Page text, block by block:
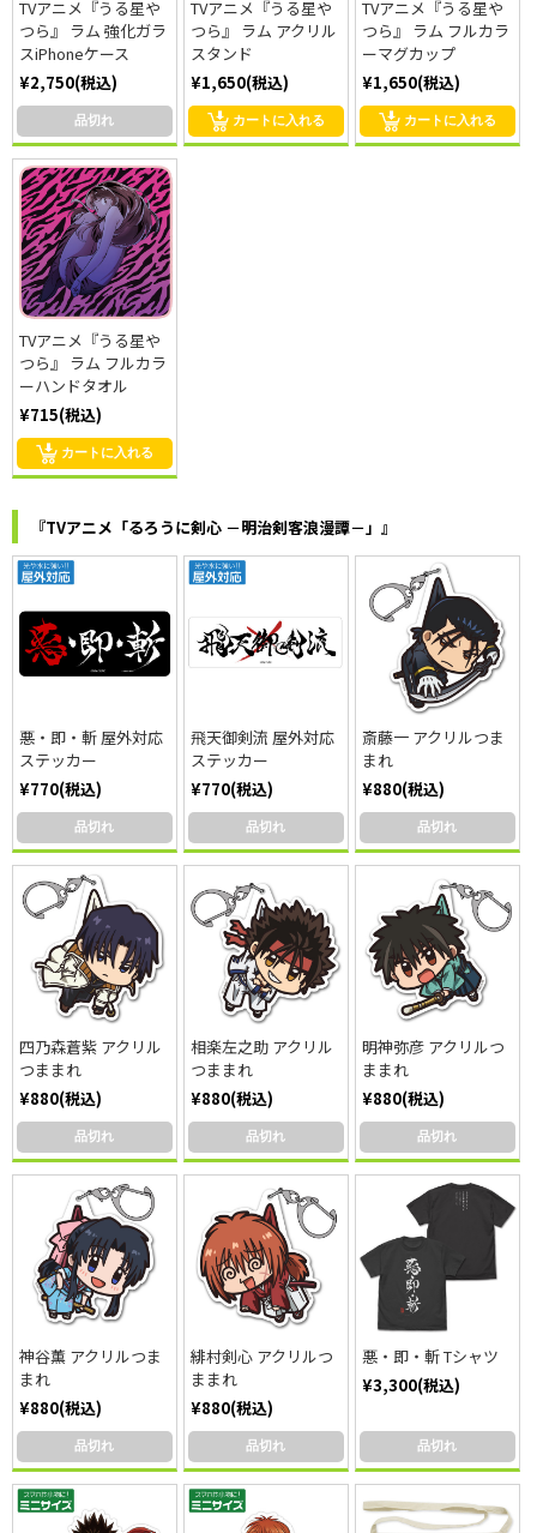
TVアニメ『うる星や
つら』 ラム 強化ガラ
スiPhoneケース
¥2,750(税込)
品切れ
TVアニメ『うる星や
つら』 ラム アクリル
スタンド
¥1,650(税込)
カートに入れる
TVアニメ『うる星や
つら』 ラム フルカラ
ーマグカップ
¥1,650(税込)
カートに入れる
TVアニメ『うる星や
つら』 ラム フルカラ
ーハンドタオル
¥715(税込)
カートに入れる
『TVアニメ「るろうに剣心 －明治剣客浪漫譚－」』
悪・即・斬 屋外対応
ステッカー
¥770(税込)
品切れ
飛天御剣流 屋外対応
ステッカー
¥770(税込)
品切れ
斎藤一 アクリルつま
まれ
¥880(税込)
品切れ
四乃森蒼紫 アクリル
つままれ
¥880(税込)
品切れ
相楽左之助 アクリル
つままれ
¥880(税込)
品切れ
明神弥彦 アクリルつ
ままれ
¥880(税込)
品切れ
神谷薫 アクリルつま
まれ
¥880(税込)
品切れ
緋村剣心 アクリルつ
ままれ
¥880(税込)
品切れ
悪・即・斬 Tシャツ
¥3,300(税込)
品切れ